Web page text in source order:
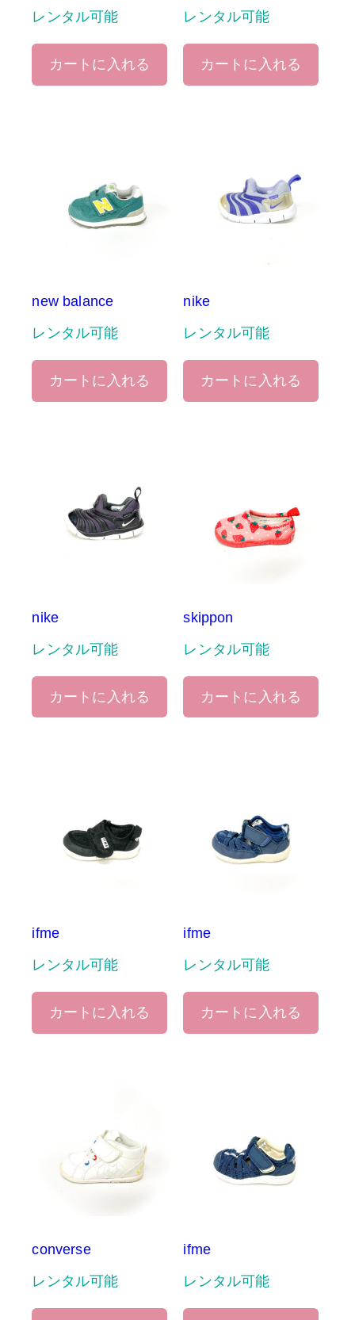
レンタル可能
カートに入れる
レンタル可能
カートに入れる
new balance
レンタル可能
カートに入れる
nike
レンタル可能
カートに入れる
nike
レンタル可能
カートに入れる
skippon
レンタル可能
カートに入れる
ifme
レンタル可能
カートに入れる
ifme
レンタル可能
カートに入れる
converse
レンタル可能
ifme
レンタル可能